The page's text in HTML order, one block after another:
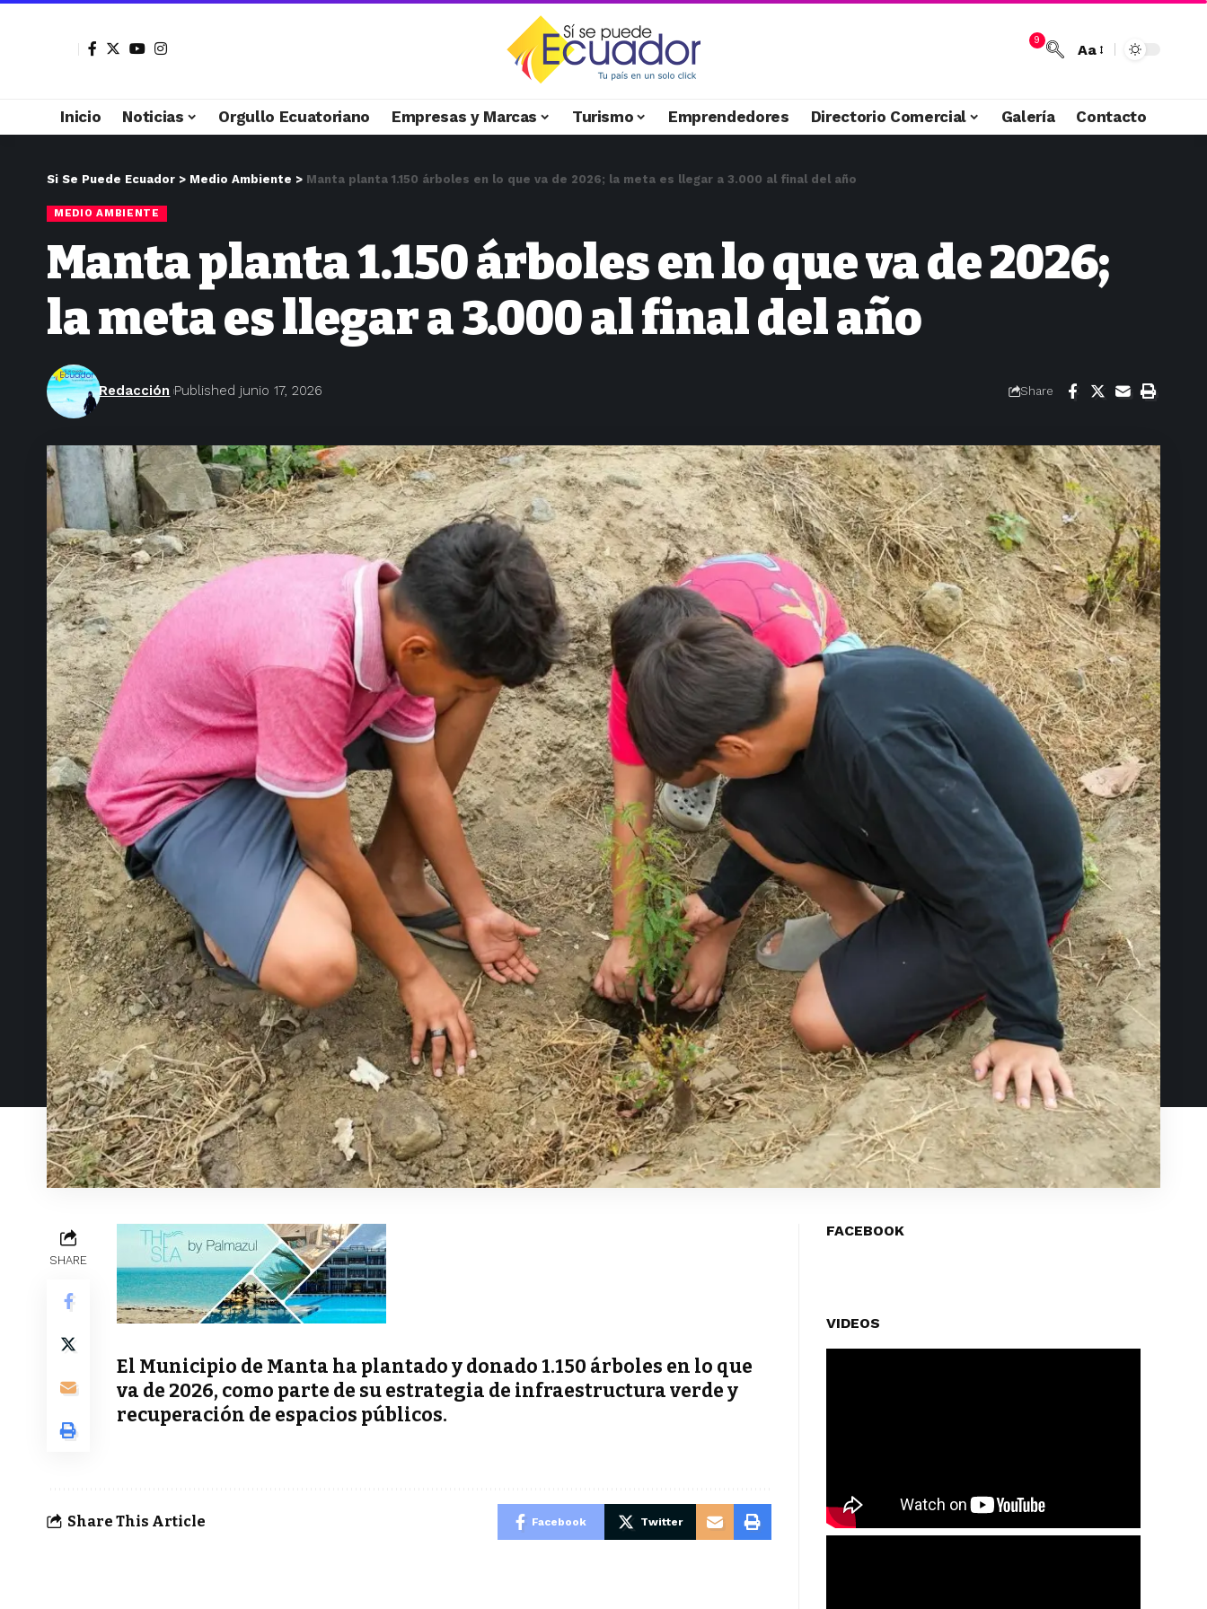
9
Aa
Inicio Noticias Orgullo Ecuatoriano Empresas y Marcas Turismo Emprendedores Directorio Comercial Galería Contacto
Si Se Puede Ecuador > Medio Ambiente > Manta planta 1.150 árboles en lo que va de 2026; la meta es llegar a 3.000 al final del año
MEDIO AMBIENTE
Manta planta 1.150 árboles en lo que va de 2026;
la meta es llegar a 3.000 al final del año
Redacción Published junio 17, 2026 Share
SHARE
El Municipio de Manta ha plantado y donado 1.150 árboles en lo que
va de 2026, como parte de su estrategia de infraestructura verde y
recuperación de espacios públicos.
Share This Article Facebook Twitter
FACEBOOK
VIDEOS